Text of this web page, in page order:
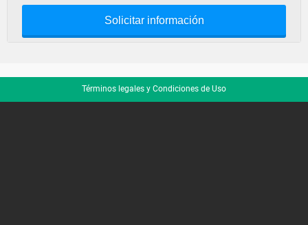
Solicitar información
Términos legales y Condiciones de Uso